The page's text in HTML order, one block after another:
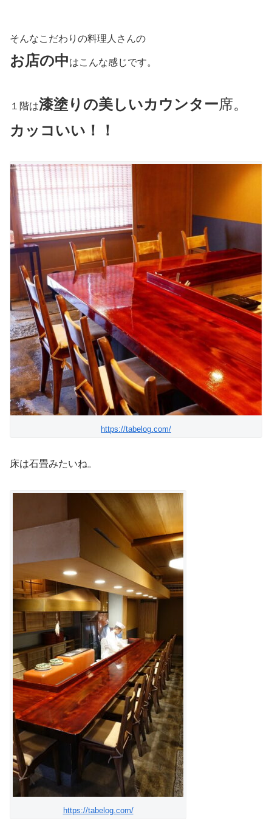
そんなこだわりの料理人さんの
お店の中はこんな感じです。
１階は漆塗りの美しいカウンター席。
カッコいい！！
https://tabelog.com/
床は石畳みたいね。
https://tabelog.com/